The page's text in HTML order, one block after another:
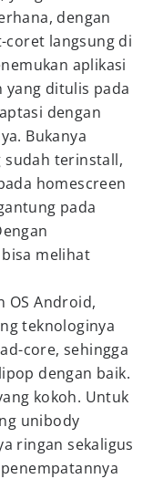
dengan
coret langsung di
aplikasi
ditulis pada
dengan
Bukanya
sudah terinstall,
homescreen
pada
melihat
OS Android,
teknologinya
core, sehingga
dengan baik.
kokoh. Untuk
unibody
ringan sekaligus